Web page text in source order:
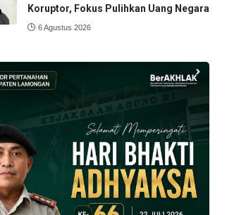
Koruptor, Fokus Pulihkan Uang Negara
6 Agustus 2026